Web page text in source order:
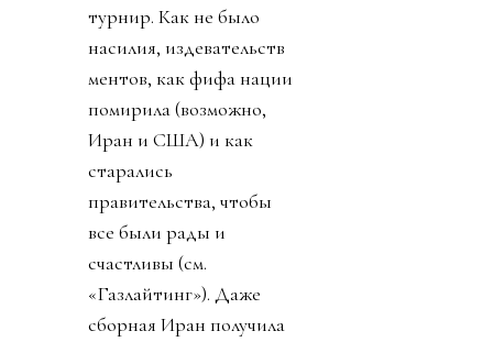
турнир. Как не было
насилия, издевательств
ментов, как фифа нации
помирила (возможно,
Иран и США) и как
старались
правительства, чтобы
все были рады и
счастливы (см.
«Газлайтинг»). Даже
сборная Иран получила